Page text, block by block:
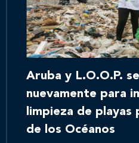
Aruba y L.O.O.P.
nuevamente para
limpieza de playas
de los Océanos